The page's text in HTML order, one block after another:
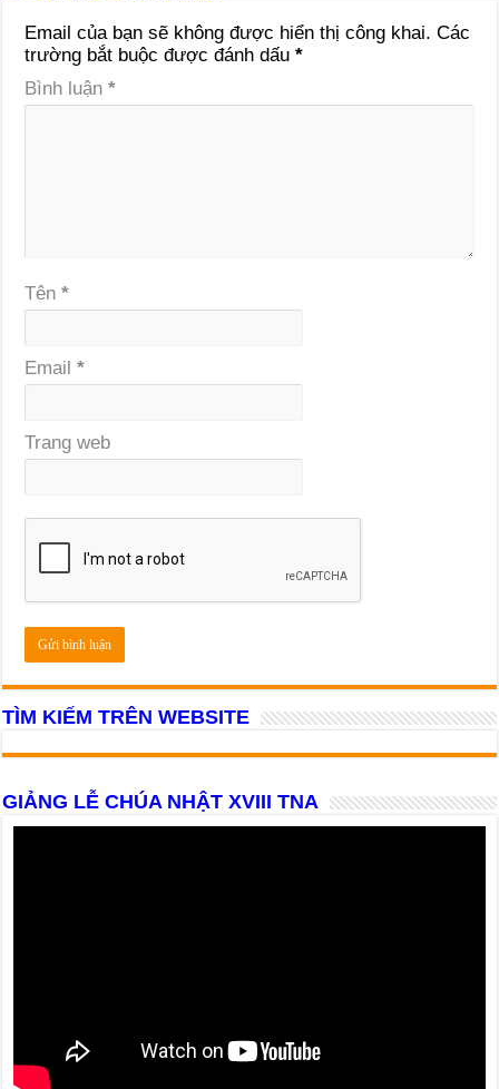
Email của bạn sẽ không được hiển thị công khai. Các
trường bắt buộc được đánh dấu*
Bình luận*
Tên*
Email*
Trang web
TÌM KIẾM TRÊN WEBSITE
GIẢNG LỄ CHÚA NHẬT XVIII TNA